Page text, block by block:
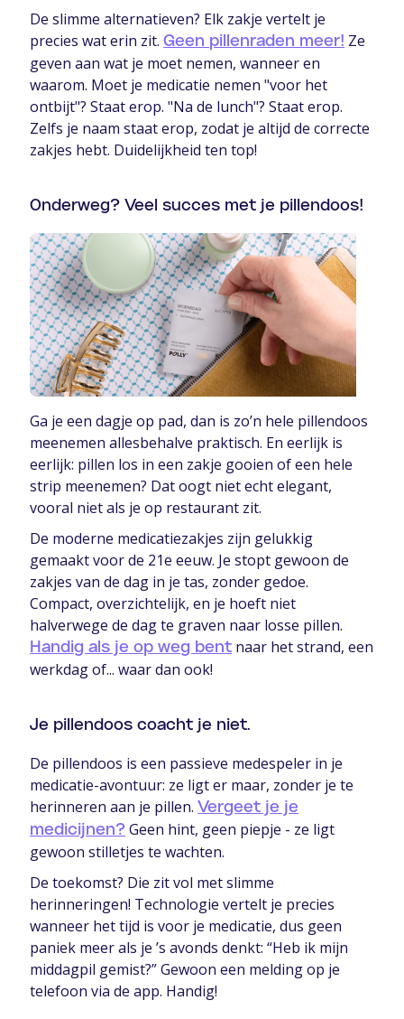
De slimme alternatieven? Elk zakje vertelt je
precies wat erin zit.Geen pillenraden meer! Ze
geven aan wat je moet nemen, wanneer en
waarom. Moet je medicatie nemen "voor het
ontbijt"? Staat erop. "Na de lunch"? Staat erop.
Zelfs je naam staat erop, zodat je altijd de correcte
zakjes hebt. Duidelijkheid ten top!
Onderweg? Veel succes met je pillendoos!
Ga je een dagje op pad, dan is zo’n hele pillendoos
meenemen allesbehalve praktisch. En eerlijk is
eerlijk: pillen los in een zakje gooien of een hele
strip meenemen? Dat oogt niet echt elegant,
vooral niet als je op restaurant zit.
De moderne medicatiezakjes zijn gelukkig
gemaakt voor de 21e eeuw. Je stopt gewoon de
zakjes van de dag in je tas, zonder gedoe.
Compact, overzichtelijk, en je hoeft niet
halverwege de dag te graven naar losse pillen.
Handig als je op weg bent naar het strand, een
werkdag of... waar dan ook!
Je pillendoos coacht je niet.
De pillendoos is een passieve medespeler in je
medicatie-avontuur: ze ligt er maar, zonder je te
herinneren aan je pillen.Vergeet je je
medicijnen? Geen hint, geen piepje - ze ligt
gewoon stilletjes te wachten.
De toekomst? Die zit vol met slimme
herinneringen! Technologie vertelt je precies
wanneer het tijd is voor je medicatie, dus geen
paniek meer als je ’s avonds denkt: “Heb ik mijn
middagpil gemist?” Gewoon een melding op je
telefoon via de app. Handig!